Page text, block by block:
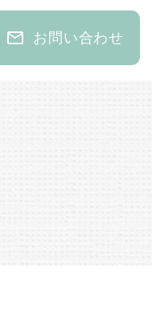
mail_outline お問い合わせ